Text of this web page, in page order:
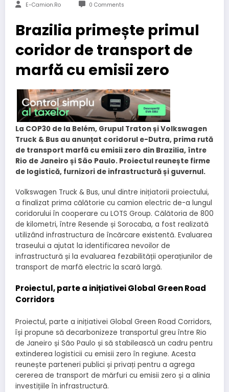
E-Camion.ro 0 Comments
Brazilia primește primul
coridor de transport de
marfă cu emisii zero
La COP30 de la Belém, Grupul Traton și Volkswagen
Truck & Bus au anunțat coridorul e-Dutra, prima rută
de transport marfă cu emisii zero din Brazilia, între
Rio de Janeiro și São Paulo. Proiectul reunește firme
de logistică, furnizori de infrastructură și guvernul.
Volkswagen Truck & Bus, unul dintre inițiatorii proiectului,
a finalizat prima călătorie cu camion electric de-a lungul
coridorului în cooperare cu LOTS Group. Călătoria de 800
de kilometri, între Resende și Sorocaba, a fost realizată
utilizând infrastructura de încărcare existentă. Evaluarea
traseului a ajutat la identificarea nevoilor de
infrastructură și la evaluarea fezabilității operațiunilor de
transport de marfă electric la scară largă.
Proiectul, parte a inițiativei Global Green Road
Corridors
Proiectul, parte a inițiativei Global Green Road Corridors,
își propune să decarbonizeze transportul greu între Rio
de Janeiro și São Paulo și să stabilească un cadru pentru
extinderea logisticii cu emisii zero în regiune. Acesta
reunește parteneri publici și privați pentru a agrega
cererea de transport de mărfuri cu emisii zero și a alinia
investițiile în infrastructură.